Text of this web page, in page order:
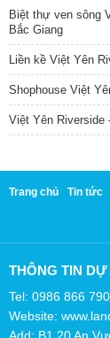
Biệt thự ven sông
Bắc Giang
Liền kề Việt Yên
Shophouse Việt
Việt Yên Riverside
Trang chủ Tin tức
THÔNG TIN
Tel: 0986 866 790
Website: